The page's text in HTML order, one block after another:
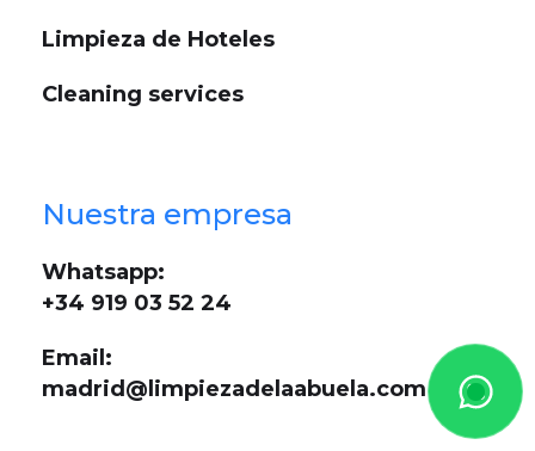
Limpieza de Hoteles
Cleaning services
Nuestra empresa
Whatsapp:
+34 919 03 52 24
Email:
madrid@limpiezadelaabuela.com